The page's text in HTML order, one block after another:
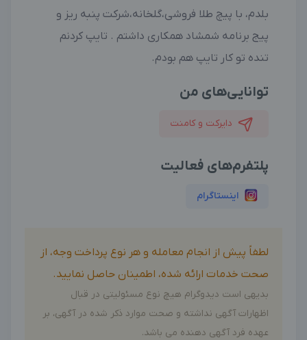
بلدم، با پیچ طلا فروشی،گلخانه،شرکت پنبه ریز و
پیج برنامه شمشاد همکاری داشتم . تایپ کردنم
تنده تو کار تایپ هم بودم.
توانایی‌های من
دایرکت و کامنت
پلتفرم‌های فعالیت
اینستاگرام
لطفاً پیش از انجام معامله و هر نوع پرداخت وجه، از
صحت خدمات ارائه شده، اطمینان حاصل نمایید.
بدیهی است دیدوگرام هیچ نوع مسئولیتی در قبال
اظهارات آگهی نداشته و صحت موارد ذکر شده در آگهی، بر
عهده فرد آگهی دهنده می باشد.